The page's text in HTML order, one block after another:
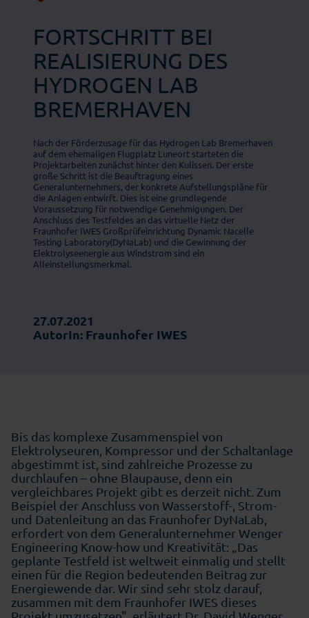
FORTSCHRITT BEI
REALISIERUNG DES
HYDROGEN LAB
BREMERHAVEN
Nach der Förderzusage für das Hydrogen Lab Bremerhaven
auf dem ehemaligen Flugplatz Luneort starteten die
Projektarbeiten zunächst hinter den Kulissen. Der erste
große Schritt ist die Beauftragung eines
Generalunternehmers, der konkrete Aufstellungspläne für
die Anlagen entwirft. Dies ist eine grundlegende
Voraussetzung für notwendige Genehmigungen. Der
Anschluss des Testfeldes an das virtuelle Netz der
Fraunhofer IWES Großprüfeinrichtung Dynamic Nacelle
Testing Laboratory(DyNaLab) und die Gewinnung der
Elektrolyseenergie aus Windstrom sind ein
Alleinstellungsmerkmal.
27.07.2021
AutorIn: Fraunhofer IWES
Bis das komplexe Zusammenspiel von
Elektrolyseuren, Kompressor und der Schaltanlage
abgestimmt ist, sind zahlreiche Prozesse zu
durchlaufen – ohne Blaupause, denn ein
vergleichbares Projekt gibt es derzeit nicht. Zum
Beispiel der Anschluss von Wasserstoff-, Strom-
und Datenleitung an das Fraunhofer DyNaLab,
erfordert von dem Generalunternehmer Wenger
Engineering Know-how und Kreativität: „Das
geplante Testfeld ist weltweit einmalig und stellt
einen für die Region bedeutenden Beitrag zur
Energiewende dar. Wir sind sehr stolz darauf,
zusammen mit dem Fraunhofer IWES dieses